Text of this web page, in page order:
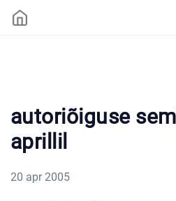
autoriõiguse
aprillil
20 apr 2005